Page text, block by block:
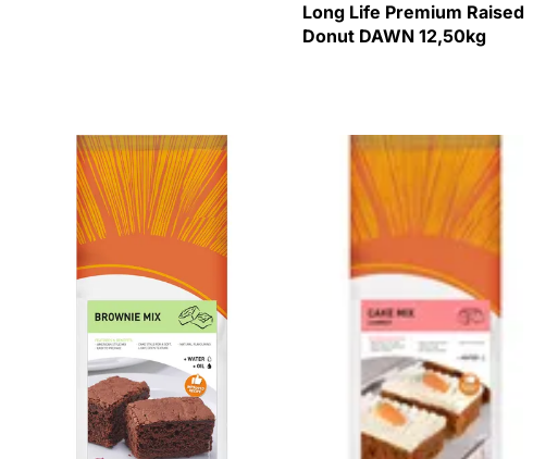
Long Life Premium Raised
Donut DAWN 12,50kg